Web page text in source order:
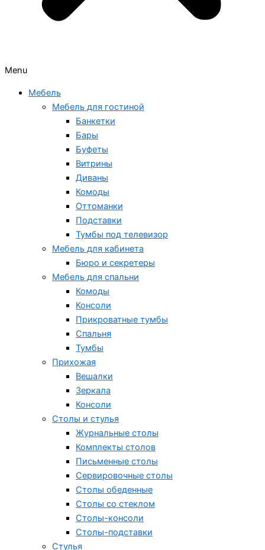
Menu
Мебель
Мебель для гостиной
Банкетки
Бары
Буфеты
Витрины
Диваны
Комоды
Оттоманки
Подставки
Тумбы под телевизор
Мебель для кабинета
Бюро и секретеры
Мебель для спальни
Комоды
Консоли
Прикроватные тумбы
Спальня
Тумбы
Прихожая
Вешалки
Зеркала
Консоли
Столы и стулья
Журнальные столы
Комплекты столов
Письменные столы
Сервировочные столы
Столы обеденные
Столы со стеклом
Столы-консоли
Столы-подставки
Стулья